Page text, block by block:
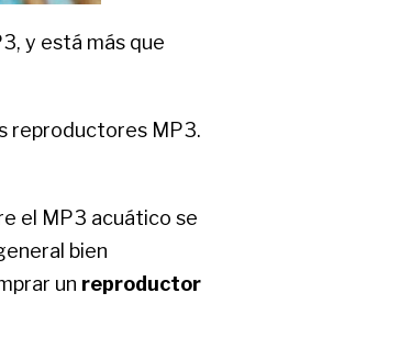
y está más que
reproductores MP3.
el MP3 acuático se
bien
un reproductor